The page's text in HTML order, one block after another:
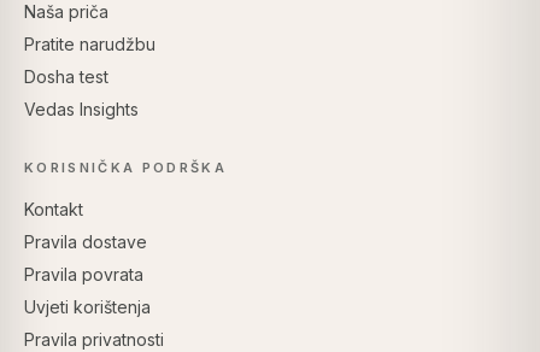
Naša priča
Pratite narudžbu
Dosha test
Vedas Insights
KORISNIČKA PODRŠKA
Kontakt
Pravila dostave
Pravila povrata
Uvjeti korištenja
Pravila privatnosti